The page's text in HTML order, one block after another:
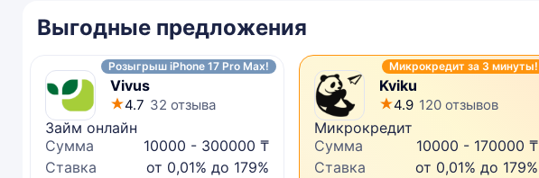
Выгодные предложения
Розыгрыш iPhone 17 Pro Max!
Vivus
4.7 32 отзыва
Займ онлайн
Сумма
10000 - 300000 ₸
Ставка
от 0,01% до 179%
Микрокредит за 3 минуты!
Kviku
4.9 120 отзывов
Микрокредит
Сумма
10000 - 170000 ₸
Ставка
от 0,01% до 179%